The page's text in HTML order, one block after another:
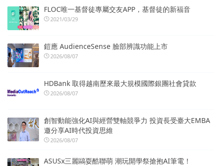
FLOC唯一基督徒專屬交友APP，基督徒的新福音
2021/03/29
鎧應 AudienceSense 臉部辨識功能上市
2026/08/07
HDBank 取得越南歷來最大規模國際銀團社會貸款
2026/08/07
創智動能強化AI與經營雙軸競爭力 投資長受臺大EMBA
邀分享AI時代投資思維
2026/08/07
ASUSx三麗鷗耍酷聯萌 潮玩開學祭搶抱AI筆電！